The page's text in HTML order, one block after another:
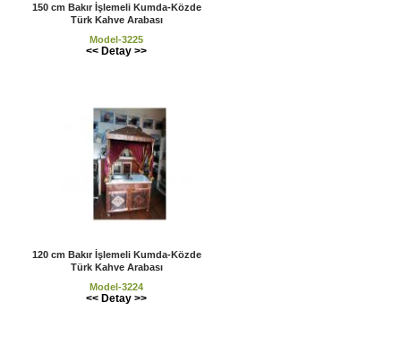
150 cm Bakır İşlemeli Kumda-Közde
Türk Kahve Arabası
Model-3225
<< Detay >>
120 cm Bakır İşlemeli Kumda-Közde
Türk Kahve Arabası
Model-3224
<< Detay >>